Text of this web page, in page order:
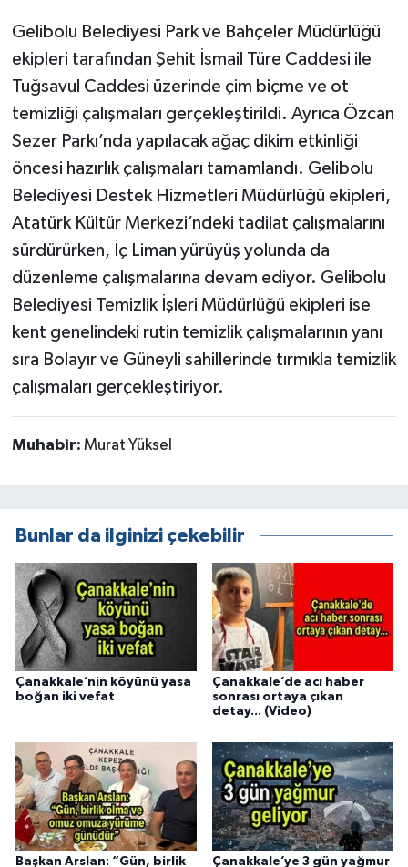
Gelibolu Belediyesi Park ve Bahçeler Müdürlüğü
ekipleri tarafından Şehit İsmail Türe Caddesi ile
Tuğsavul Caddesi üzerinde çim biçme ve ot
temizliği çalışmaları gerçekleştirildi. Ayrıca Özcan
Sezer Parkı’nda yapılacak ağaç dikim etkinliği
öncesi hazırlık çalışmaları tamamlandı. Gelibolu
Belediyesi Destek Hizmetleri Müdürlüğü ekipleri,
Atatürk Kültür Merkezi’ndeki tadilat çalışmalarını
sürdürürken, İç Liman yürüyüş yolunda da
düzenleme çalışmalarına devam ediyor. Gelibolu
Belediyesi Temizlik İşleri Müdürlüğü ekipleri ise
kent genelindeki rutin temizlik çalışmalarının yanı
sıra Bolayır ve Güneyli sahillerinde tırmıkla temizlik
çalışmaları gerçekleştiriyor.
Muhabir: Murat Yüksel
Bunlar da ilginizi çekebilir
Çanakkale’nin köyünü yasa
boğan iki vefat
Çanakkale’de acı haber
sonrası ortaya çıkan
detay... (Video)
Başkan Arslan: “Gün, birlik Çanakkale’ye 3 gün yağmur